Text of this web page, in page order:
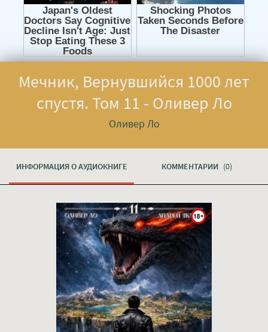
Мечник, Вернувшийся 1000 лет
спустя. Том 11 - Оливер Ло
Оливер Ло
ИНФОРМАЦИЯ О АУДИОКНИГЕ КОММЕНТАРИИ (0)